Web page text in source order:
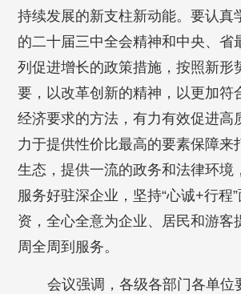
持续发展的新支柱新动能。要认真
的二十届三中全会精神和中央、省
列促进增长的政策措施，按照新形
要，以改革创新的精神，以更加符
经济要求的方法，有力有效促进高
力于提供性价比最高的要素保障来
生态，提供一流的政务和法律环境
服务好驻深企业，坚持“心诚+行程”
资，全心全意为企业、居民和游客
周全周到服务。
会议强调，各级各部门各单位